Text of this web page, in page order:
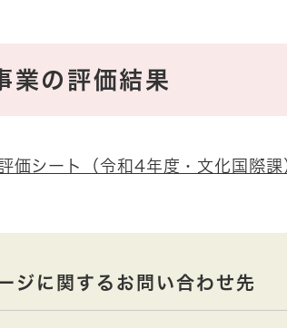
業の評価結果
価シート（令和4年度・文化国際
ジに関するお問い合わせ先